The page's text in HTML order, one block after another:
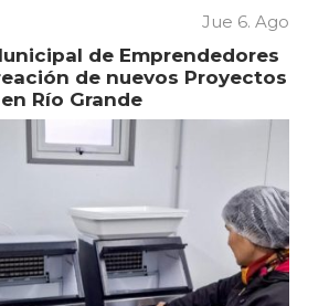
Jue 6. Ago
de Emprendedores
de nuevos Proyectos
Río Grande